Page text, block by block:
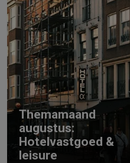
Themamaand
augustus:
Hotelvastgoed &
leisure